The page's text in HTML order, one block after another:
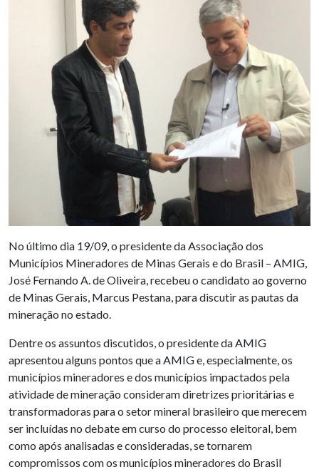
No último dia 19/09, o presidente da Associação dos
Municípios Mineradores de Minas Gerais e do Brasil – AMIG,
José Fernando A. de Oliveira, recebeu o candidato ao governo
de Minas Gerais, Marcus Pestana, para discutir as pautas da
mineração no estado.
Dentre os assuntos discutidos, o presidente da AMIG
apresentou alguns pontos que a AMIG e, especialmente, os
municípios mineradores e dos municípios impactados pela
atividade de mineração consideram diretrizes prioritárias e
transformadoras para o setor mineral brasileiro que merecem
ser incluídas no debate em curso do processo eleitoral, bem
como após analisadas e consideradas, se tornarem
compromissos com os municípios mineradores do Brasil